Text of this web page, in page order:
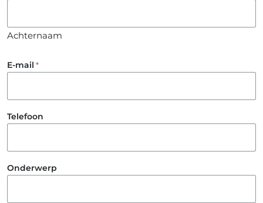
Achternaam
E-mail *
Telefoon
Onderwerp